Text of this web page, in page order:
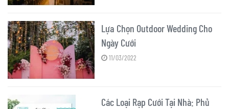
Lựa Chọn Outdoor Wedding Cho
Ngày Cưới
11/03/2022
Các Loại Rạp Cưới Tại Nhà: Phủ